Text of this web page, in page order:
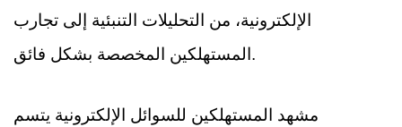
الإلكترونية، من التحليلات التنبئية إلى تجارب
المستهلكين المخصصة بشكل فائق.
مشهد المستهلكين للسوائل الإلكترونية يتسم